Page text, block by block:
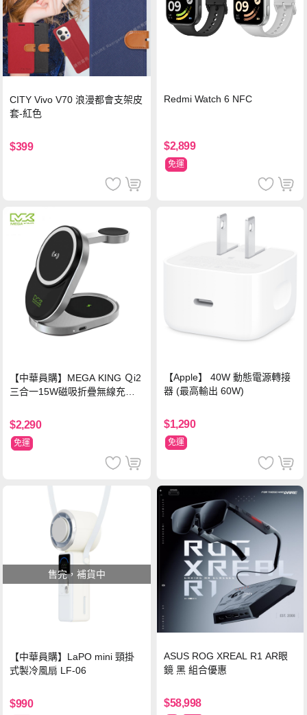
CITY Vivo V70 浪漫都會支架皮
套-紅色
$399
Redmi Watch 6 NFC
$2,899
免運
【中華員購】MEGA KING Ｑi2
三合一15W磁吸折疊無線充電
$2,290
免運
【Apple】 40W 動態電源轉接
器 (最高輸出 60W)
$1,290
免運
售完，補貨中
【中華員購】LaPO mini 頸掛
式製冷風扇 LF-06
$990
ASUS ROG XREAL R1 AR眼
鏡 黑 組合優惠
$58,998